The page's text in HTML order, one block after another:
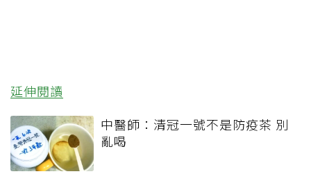
延伸閱讀
中醫師：清冠一號不是防疫茶 別
亂喝